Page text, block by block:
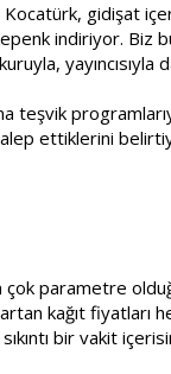
Kocatürk, gidişat
indiriyor.
yayıncısıyla
ettiklerini
parametre
kağıt fiyatları
bir vakit